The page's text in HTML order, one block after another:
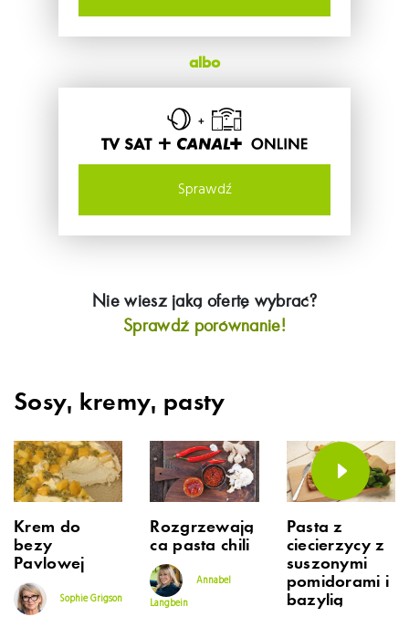
albo
TV SAT +
Sprawdź
Nie wiesz jaką ofertę wybrać?
Sprawdź porównanie!
Sosy, kremy, pasty
Krem do
bezy
Pavlowej
Sophie Grigson
Rozgrzewają
ca pasta chili
Annabel
Langbein
Pasta z
ciecierzycy z
suszonymi
pomidorami i
bazylią